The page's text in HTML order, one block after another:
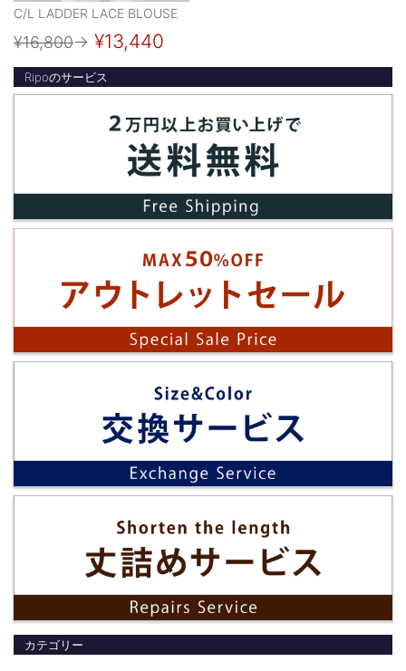
C/L LADDER LACE BLOUSE
¥16,800→ ¥13,440
Ripoのサービス
カテゴリー